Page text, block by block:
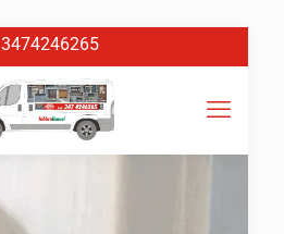
3474246265